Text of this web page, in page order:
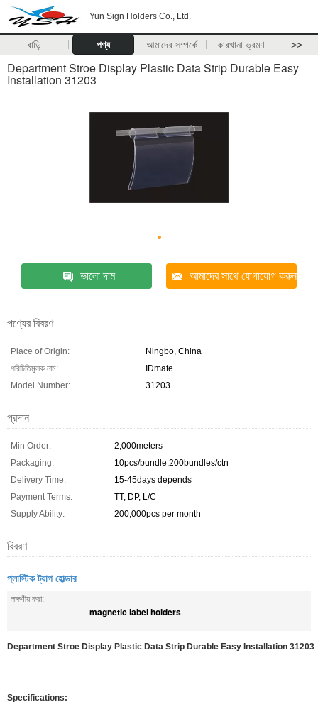
Yun Sign Holders Co., Ltd.
বাড়ি পণ্য আমাদের সম্পর্কে কারখানা ভ্রমণ >>
Department Stroe Display Plastic Data Strip Durable Easy
Installation 31203
ভালো দাম আমাদের সাথে যোগাযোগ করুন
পণ্যের বিবরণ
Place of Origin:
Ningbo, China
পরিচিতিমুলক নাম:
IDmate
Model Number:
31203
প্রদান
Min Order:
2,000meters
Packaging:
10pcs/bundle,200bundles/ctn
Delivery Time:
15-45days depends
Payment Terms:
TT, DP, L/C
Supply Ability:
200,000pcs per month
বিবরণ
প্লাস্টিক ট্যাগ হোল্ডার
লক্ষণীয় করা:
magnetic label holders
Department Stroe Display Plastic Data Strip Durable Easy Installation 31203
Specifications: